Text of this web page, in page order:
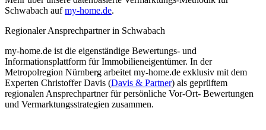
Schwabach aufmy-home.de.
Regionaler Ansprechpartner in Schwabach
my-home.de ist die eigenständige Bewertungs- und
Informationsplattform für Immobilieneigentümer. In der
Metropolregion Nürnberg arbeitet my-home.de exklusiv mit dem
Experten Christoffer Davis (Davis & Partner) als geprüftem
regionalen Ansprechpartner für persönliche Vor-Ort- Bewertungen
und Vermarktungsstrategien zusammen.